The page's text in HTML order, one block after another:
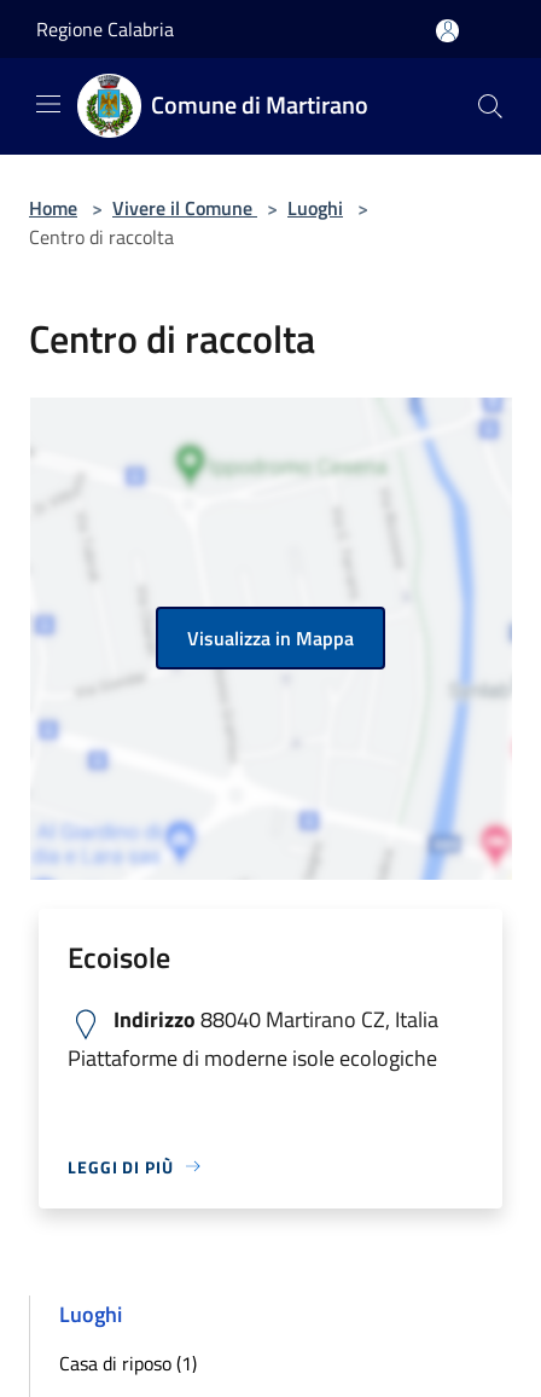
Regione Calabria
Comune di Martirano
Home > Vivere il Comune > Luoghi >
Centro di raccolta
Centro di raccolta
Visualizza in Mappa
Ecoisole
Indirizzo88040 Martirano CZ, Italia
Piattaforme di moderne isole ecologiche
LEGGI DI PIÙ
Luoghi
Casa di riposo (1)